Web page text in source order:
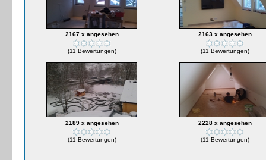
2167 x angesehen
(11 Bewertungen)
2163 x angesehen
(11 Bewertungen)
2189 x angesehen
(11 Bewertungen)
2228 x angesehen
(11 Bewertungen)